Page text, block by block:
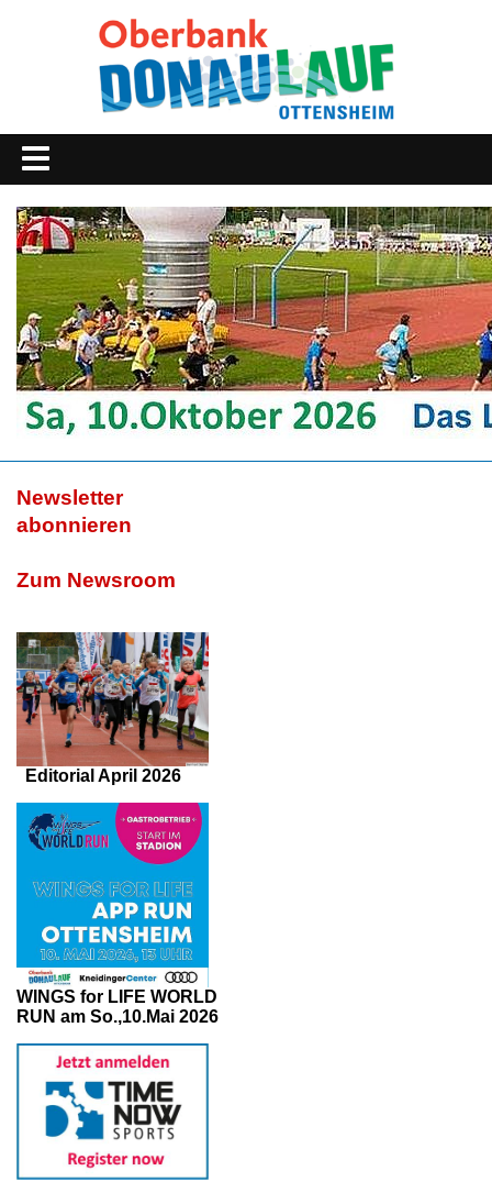
Newsletter
abonnieren
Zum Newsroom
Editorial April 2026
WINGS for LIFE WORLD
RUN am So.,10.Mai 2026